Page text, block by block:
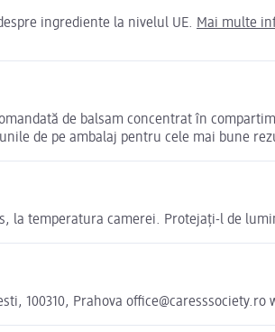
ingrediente la nivelul UE. Mai multe
de balsam concentrat în
de pe ambalaj pentru cele mai bune
la temperatura camerei. Protejați-l de
100310, Prahova